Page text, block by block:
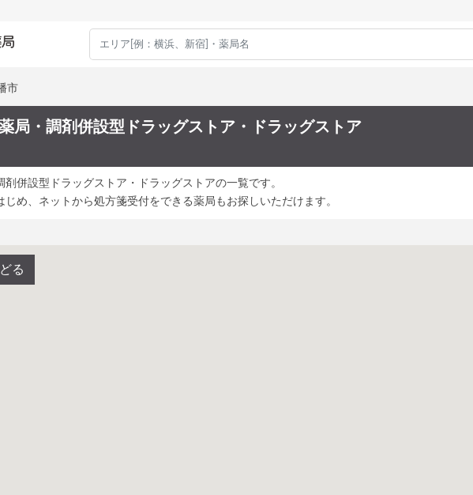
市
局・調剤併設型ドラッグストア・ドラッグストア
併設型ドラッグストア・ドラッグストアの一覧です。
め、ネットから処方箋受付をできる薬局もお探しいただけます。
る